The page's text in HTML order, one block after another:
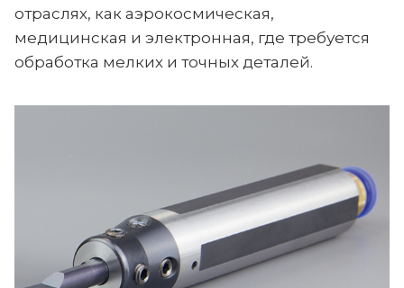
отраслях, как аэрокосмическая,
медицинская и электронная, где требуется
обработка мелких и точных деталей.